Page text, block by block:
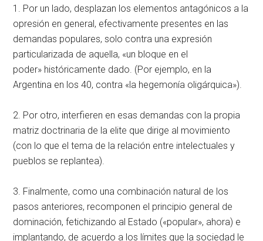
1. Por un lado, desplazan los elementos antagónicos a la
opresión en general, efectivamente presentes en las
demandas populares, solo contra una expresión
particularizada de aquella, «un bloque en el
poder» históricamente dado. (Por ejemplo, en la
Argentina en los 40, contra «la hegemonía oligárquica»).
2. Por otro, interfieren en esas demandas con la propia
matriz doctrinaria de la elite que dirige al movimiento
(con lo que el tema de la relación entre intelectuales y
pueblos se replantea).
3. Finalmente, como una combinación natural de los
pasos anteriores, recomponen el principio general de
dominación, fetichizando al Estado («popular», ahora) e
implantando, de acuerdo a los límites que la sociedad le